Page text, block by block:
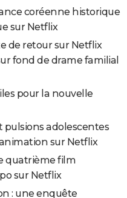
coréenne historique
sur Netflix
de retour sur Netflix
fond de drame familial
pour la nouvelle
pulsions adolescentes
sur Netflix
quatrième film
sur Netflix
: une enquête